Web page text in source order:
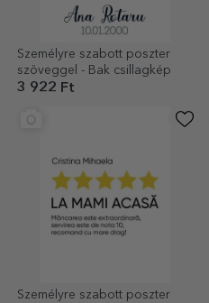
Személyre szabott poszter
szöveggel - Bak csillagkép
3 922 Ft
Személyre szabott poszter